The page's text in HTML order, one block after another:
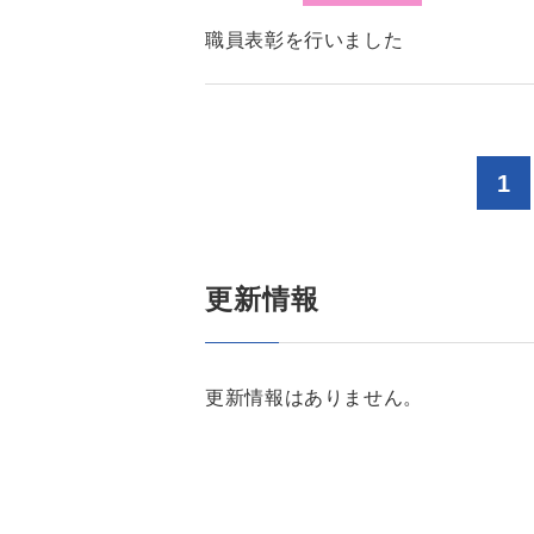
職員表彰を行いました
1
更新情報
更新情報はありません。